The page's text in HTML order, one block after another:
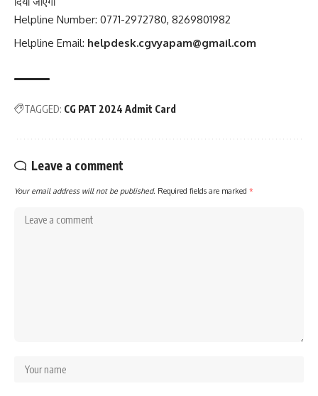
Helpline Number: 0771-2972780, 8269801982
Helpline Email: helpdesk.cgvyapam@gmail.com
TAGGED: CG PAT 2024 Admit Card
Leave a comment
Your email address will not be published. Required fields are marked *